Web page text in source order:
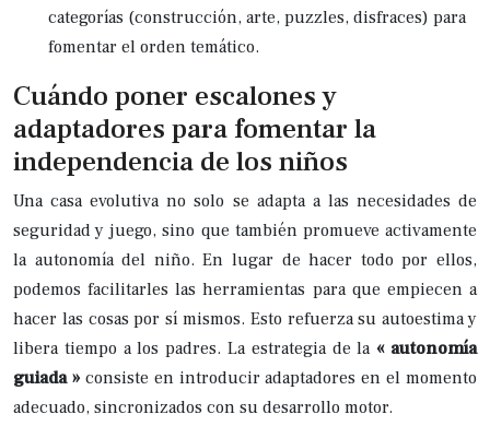
categorías (construcción, arte, puzzles, disfraces) para
fomentar el orden temático.
Cuándo poner escalones y
adaptadores para fomentar la
independencia de los niños
Una casa evolutiva no solo se adapta a las necesidades de
seguridad y juego, sino que también promueve activamente
la autonomía del niño. En lugar de hacer todo por ellos,
podemos facilitarles las herramientas para que empiecen a
hacer las cosas por sí mismos. Esto refuerza su autoestima y
libera tiempo a los padres. La estrategia de la« autonomía
guiada »consiste en introducir adaptadores en el momento
adecuado, sincronizados con su desarrollo motor.